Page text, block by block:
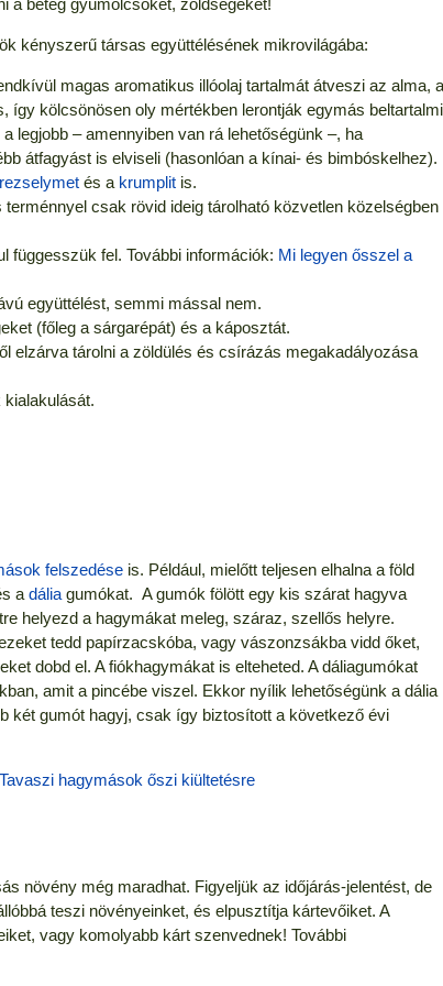
kényszerű társas együttélésének mikrovilágába:
magas aromatikus illóolaj tartalmát átveszi az alma, a
így kölcsönösen oly mértékben lerontják egymás beltartalmi
legjobb – amennyiben van rá lehetőségünk –, ha
átfagyást is elviseli (hasonlóan a kínai- és bimbóskelhez).
és a krumplitis.
csak rövid ideig tárolható közvetlen közelségben
függesszük fel. További információk: Mi legyen ősszel a
együttélést, semmi mással nem.
(főleg a sárgarépát) és a káposztát.
elzárva tárolni a zöldülés és csírázás megakadályozása
felszedéseis. Például, mielőtt teljesen elhalna a föld
a dáliagumókat. A gumók fölött egy kis szárat hagyva
helyezd a hagymákat meleg, száraz, szellős helyre.
tedd papírzacskóba, vagy vászonzsákba vidd őket,
dobd el. A fiókhagymákat is elteheted. A dáliagumókat
amit a pincébe viszel. Ekkor nyílik lehetőségünk a dália
két gumót hagyj, csak így biztosított a következő évi
Tavaszi hagymások őszi kiültetésre
növény még maradhat. Figyeljük az időjárás-jelentést, de
teszi növényeinket, és elpusztítja kártevőiket. A
vagy komolyabb kárt szenvednek! További